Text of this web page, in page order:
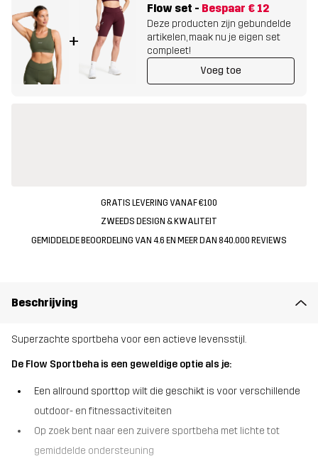
+
Flow set - Bespaar € 12
Deze producten zijn gebundelde
artikelen, maak nu je eigen set
compleet!
Voeg toe
GRATIS LEVERING VANAF €100
ZWEEDS DESIGN & KWALITEIT
GEMIDDELDE BEOORDELING VAN 4.6 EN MEER DAN 840.000 REVIEWS
Beschrijving
Superzachte sportbeha voor een actieve levensstijl.
De Flow Sportbeha is een geweldige optie als je:
Een allround sporttop wilt die geschikt is voor verschillende
outdoor- en fitnessactiviteiten
Op zoek bent naar een zuivere sportbeha met lichte tot
gemiddelde ondersteuning